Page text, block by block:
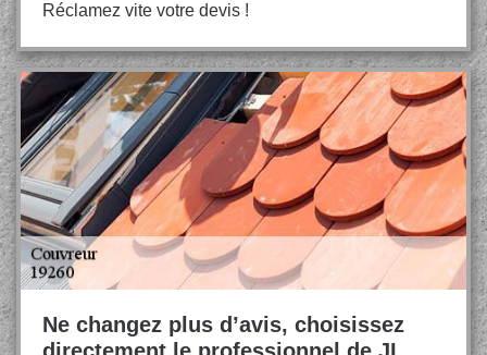
Réclamez vite votre devis !
Ne changez plus d’avis, choisissez